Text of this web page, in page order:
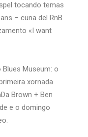
tocando temas
– cuna del RnB
«I want
Museum: o
xornada
Brown + Ben
e o domingo